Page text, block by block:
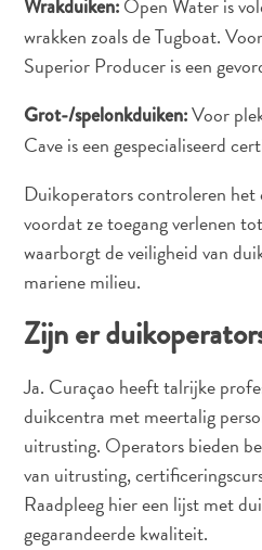
Wrakduiken:Open Water is
wrakken zoals de Tugboat.
Superior Producer is een
Grot-/spelonkduiken:Voor
Cave is een gespecialiseerd
Duikoperators controleren het
voordat ze toegang verlenen
waarborgt de veiligheid van
mariene milieu.
Zijn er
Ja. Curaçao heeft talrijke
duikcentra met meertalig
uitrusting. Operators bieden
van uitrusting,
Raadpleeg hier een lijst met
gegarandeerde kwaliteit.